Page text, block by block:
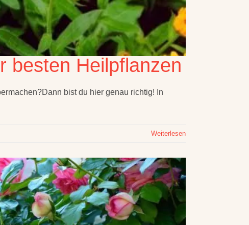
besten Heilpflanzen
bist du hier genau richtig! In
Weiterlesen